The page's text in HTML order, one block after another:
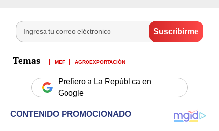
MEF AGROEXPORTACIÓN
Prefiero a La República en
Google